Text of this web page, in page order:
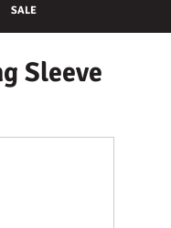
SALE
Sleeve